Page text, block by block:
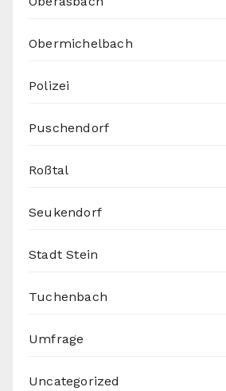
Obermichelbach
Polizei
Puschendorf
Roßtal
Seukendorf
Stadt Stein
Tuchenbach
Umfrage
Uncategorized